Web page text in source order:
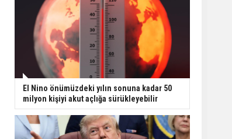
El Nino önümüzdeki yılın sonuna kadar 50
milyon kişiyi akut açlığa sürükleyebilir